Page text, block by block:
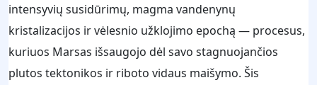
intensyvių susidūrimų, magma vandenynų
kristalizacijos ir vėlesnio užklojimo epochą — procesus,
kuriuos Marsas išsaugojo dėl savo stagnuojančios
plutos tektonikos ir riboto vidaus maišymo. Šis